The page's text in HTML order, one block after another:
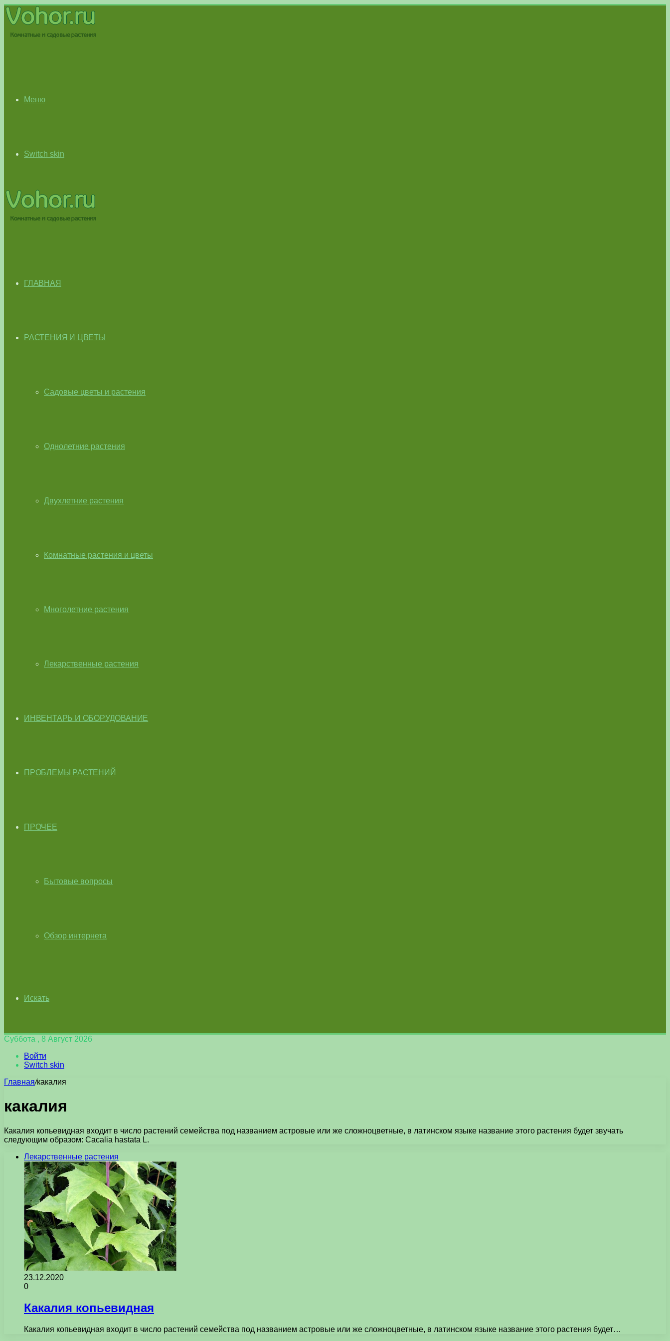
Меню
Switch skin
ГЛАВНАЯ
РАСТЕНИЯ И ЦВЕТЫ
Садовые цветы и растения
Однолетние растения
Двухлетние растения
Комнатные растения и цветы
Многолетние растения
Лекарственные растения
ИНВЕНТАРЬ И ОБОРУДОВАНИЕ
ПРОБЛЕМЫ РАСТЕНИЙ
ПРОЧЕЕ
Бытовые вопросы
Обзор интернета
Искать
Суббота , 8 Август 2026
Войти
Switch skin
Главная/какалия
какалия
Какалия копьевидная входит в число растений семейства под названием астровые или же сложноцветные, в латинском языке название этого растения будет звучать
следующим образом: Сасаliа hastata L.
Лекарственные растения
23.12.2020
0
Какалия копьевидная
Какалия копьевидная входит в число растений семейства под названием астровые или же сложноцветные, в латинском языке название этого растения будет…